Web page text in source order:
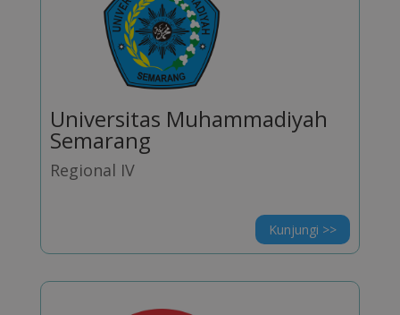
Universitas Muhammadiyah
Semarang
Regional IV
Kunjungi >>